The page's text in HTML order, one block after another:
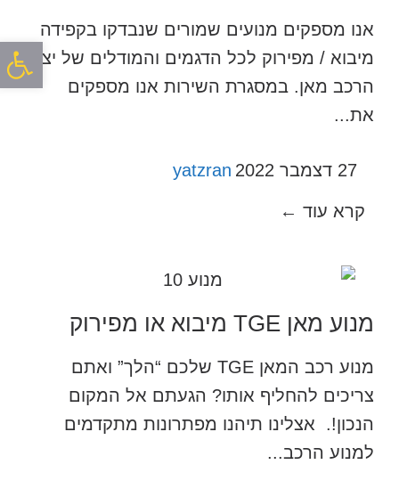
אנו מספקים מנועים שמורים שנבדקו בקפידה
מיבוא / מפירוק לכל הדגמים והמודלים של יצרן
הרכב מאן. במסגרת השירות אנו מספקים
את...
27 דצמבר 2022 yatzran
קרא עוד ←
מנוע מאן TGE מיבוא או מפירוק
מנוע רכב המאן TGE שלכם “הלך” ואתם
צריכים להחליף אותו? הגעתם אל המקום
הנכון!. אצלינו תיהנו מפתרונות מתקדמים
למנוע הרכב...
פתח